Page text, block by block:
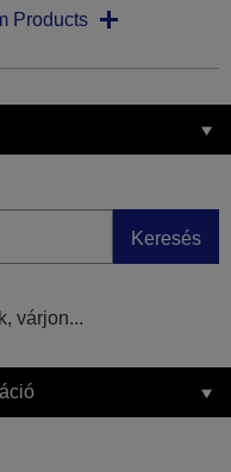
Products
Keresés
várjon...